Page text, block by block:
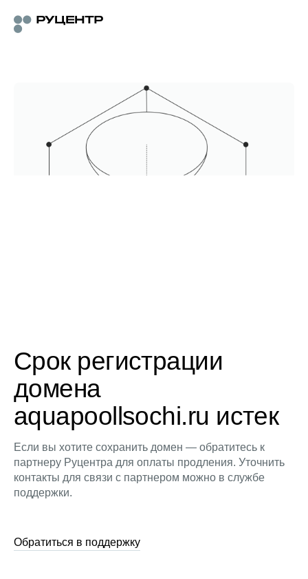
Срок регистрации
домена
aquapoollsochi.ru истек
Если вы хотите сохранить домен — обратитесь к
партнеру Руцентра для оплаты продления. Уточнить
контакты для связи с партнером можно в службе
поддержки.
Обратиться в поддержку